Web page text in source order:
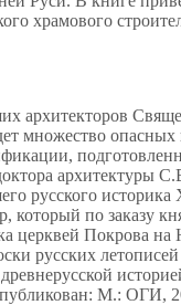
храмового
архитекторов
множество
архитектуры
русского
по заказу
церквей Покрова
русских
М.: ОГИ,